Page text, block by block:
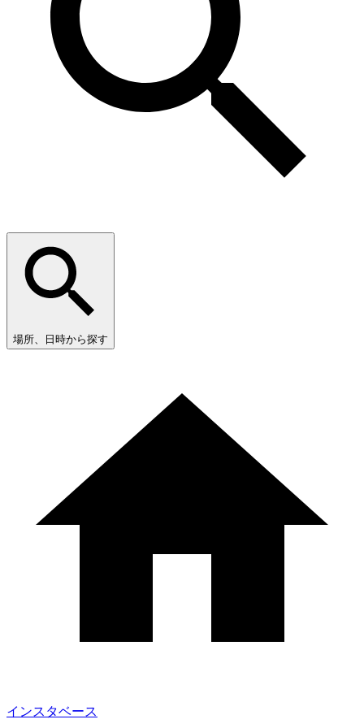
場所、日時から探す
インスタベース